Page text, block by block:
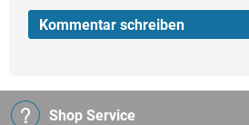
Kommentar schreiben
Shop Service